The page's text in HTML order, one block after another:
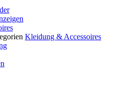
Kleidung & Accessoires